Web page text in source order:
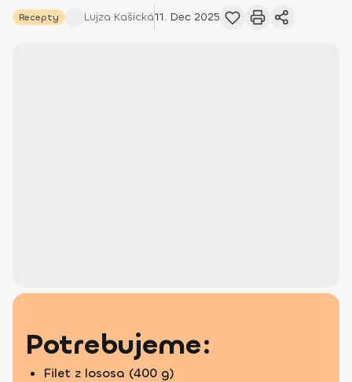
Recepty Lujza Kašická11. Dec 2025
Potrebujeme:
Filet z lososa (400 g)